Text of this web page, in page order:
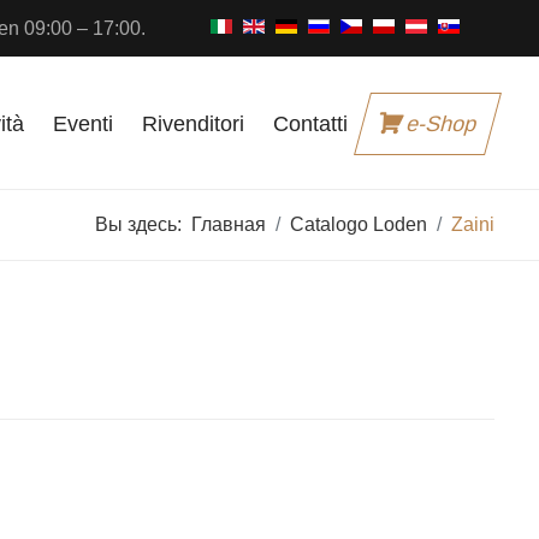
09:00 – 17:00.
Eventi Rivenditori Contatti e-Shop
Вы здесь: Главная Catalogo Loden Zaini